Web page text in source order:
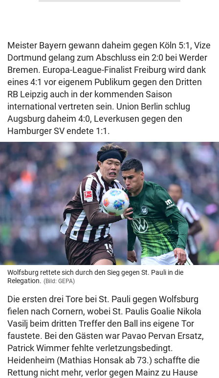
Meister Bayern gewann daheim gegen Köln 5:1, Vize
Dortmund gelang zum Abschluss ein 2:0 bei Werder
Bremen. Europa-League-Finalist Freiburg wird dank
eines 4:1 vor eigenem Publikum gegen den Dritten
RB Leipzig auch in der kommenden Saison
international vertreten sein. Union Berlin schlug
Augsburg daheim 4:0, Leverkusen gegen den
Hamburger SV endete 1:1.
Wolfsburg rettete sich durch den Sieg gegen St. Pauli in die
Relegation. (Bild: GEPA)
Die ersten drei Tore bei St. Pauli gegen Wolfsburg
fielen nach Cornern, wobei St. Paulis Goalie Nikola
Vasilj beim dritten Treffer den Ball ins eigene Tor
faustete. Bei den Gästen war Pavao Pervan Ersatz,
Patrick Wimmer fehlte verletzungsbedingt.
Heidenheim (Mathias Honsak ab 73.) schaffte die
Rettung nicht mehr, verlor gegen Mainz zu Hause